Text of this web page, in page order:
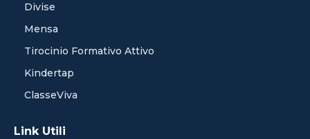
Divise
Mensa
Tirocinio Formativo Attivo
Kindertap
ClasseViva
Link Utili